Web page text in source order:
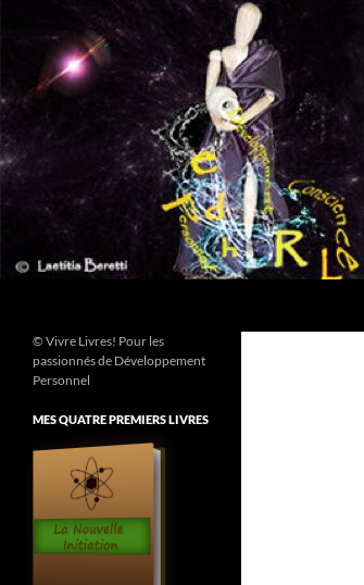
contenu
© Vivre Livres! Pour les
passionnés de Développement
Personnel
MES QUATRE PREMIERS LIVRES